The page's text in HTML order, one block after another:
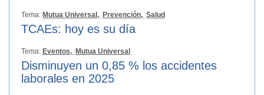
Tema: Mutua Universal, Prevención, Salud
TCAEs: hoy es su día
Tema: Eventos, Mutua Universal
Disminuyen un 0,85 % los accidentes
laborales en 2025